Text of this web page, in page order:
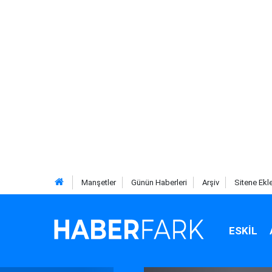
Manşetler Günün Haberleri Arşiv Sitene
ESKIL